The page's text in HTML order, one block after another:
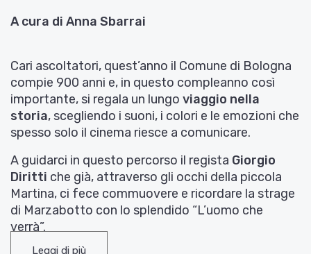
A cura di Anna Sbarrai
Cari ascoltatori, quest’anno il Comune di Bologna
compie 900 anni e, in questo compleanno così
importante, si regala un lungo viaggio nella
storia, scegliendo i suoni, i colori e le emozioni che
spesso solo il cinema riesce a comunicare.
A guidarci in questo percorso il regista Giorgio
Diritti che già, attraverso gli occhi della piccola
Martina, ci fece commuovere e ricordare la strage
di Marzabotto con lo splendido “L’uomo che
verrà”.
Leggi di più